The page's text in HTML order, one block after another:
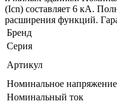
(Icn) составляет 6 кА.
расширения функций.
Бренд
Серия
Артикул
Номинальное
Номинальный ток